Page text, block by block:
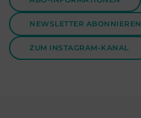
NEWSLETTER ABONNIEREN
ZUM INSTAGRAM-KANAL